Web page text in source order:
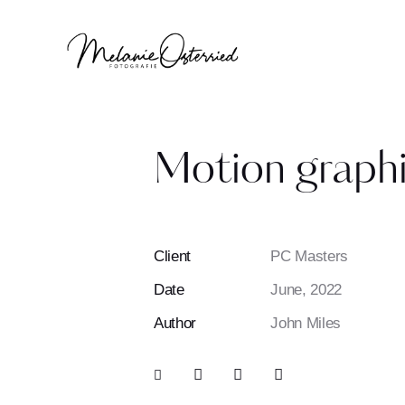
Motion
Client
PC Masters
Date
June, 2022
Author
John Miles